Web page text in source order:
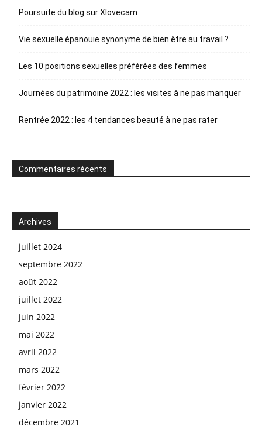
Poursuite du blog sur Xlovecam
Vie sexuelle épanouie synonyme de bien être au travail ?
Les 10 positions sexuelles préférées des femmes
Journées du patrimoine 2022 : les visites à ne pas manquer
Rentrée 2022 : les 4 tendances beauté à ne pas rater
Commentaires récents
Archives
juillet 2024
septembre 2022
août 2022
juillet 2022
juin 2022
mai 2022
avril 2022
mars 2022
février 2022
janvier 2022
décembre 2021